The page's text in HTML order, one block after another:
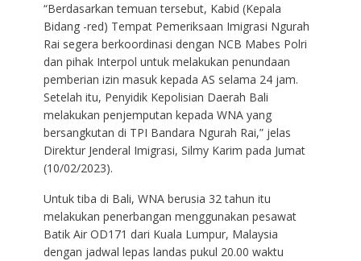
“Berdasarkan temuan tersebut, Kabid (Kepala
Bidang -red) Tempat Pemeriksaan Imigrasi Ngurah
Rai segera berkoordinasi dengan NCB Mabes Polri
dan pihak Interpol untuk melakukan penundaan
pemberian izin masuk kepada AS selama 24 jam.
Setelah itu, Penyidik Kepolisian Daerah Bali
melakukan penjemputan kepada WNA yang
bersangkutan di TPI Bandara Ngurah Rai,” jelas
Direktur Jenderal Imigrasi, Silmy Karim pada Jumat
(10/02/2023).
Untuk tiba di Bali, WNA berusia 32 tahun itu
melakukan penerbangan menggunakan pesawat
Batik Air OD171 dari Kuala Lumpur, Malaysia
dengan jadwal lepas landas pukul 20.00 waktu